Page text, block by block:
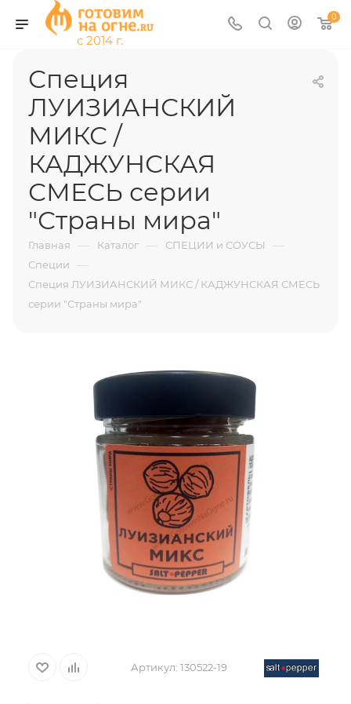
0
Специя
ЛУИЗИАНСКИЙ
МИКС /
КАДЖУНСКАЯ
СМЕСЬ серии
"Страны мира"
Главная — Каталог — СПЕЦИИ и СОУСЫ —
Специи —
Специя ЛУИЗИАНСКИЙ МИКС / КАДЖУНСКАЯ СМЕСЬ
серии "Страны мира"
Артикул: 130522-19